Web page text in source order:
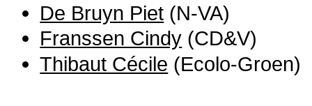
De Bruyn Piet (N-VA)
Franssen Cindy (CD&V)
Thibaut Cécile (Ecolo-Groen)